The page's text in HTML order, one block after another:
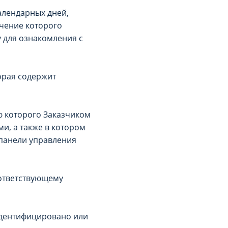
дней,
которого
ознакомления с
содержит
Заказчиком
а также в котором
управления
или